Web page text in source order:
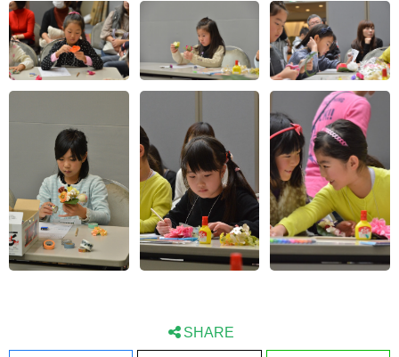
うだったので、また作りたいです。
おばあちゃんにあげるので、濃い色にしました。ひら
ひらのリボンをお花の後ろにおいたので、かわいくな
りました。普段はフラワーアクセサリーをやっていな
いので、楽しかったです。
SHARE